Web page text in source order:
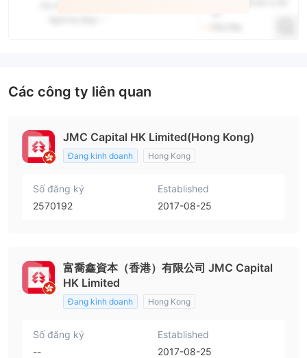
Các công ty liên quan
JMC Capital HK Limited(Hong Kong)
Đang kinh doanh Hong Kong
Số đăng ký
2570192
Established
2017-08-25
富喬鑫資本（香港）有限公司 JMC Capital
HK Limited
Đang kinh doanh Hong Kong
Số đăng ký
--
Established
2017-08-25